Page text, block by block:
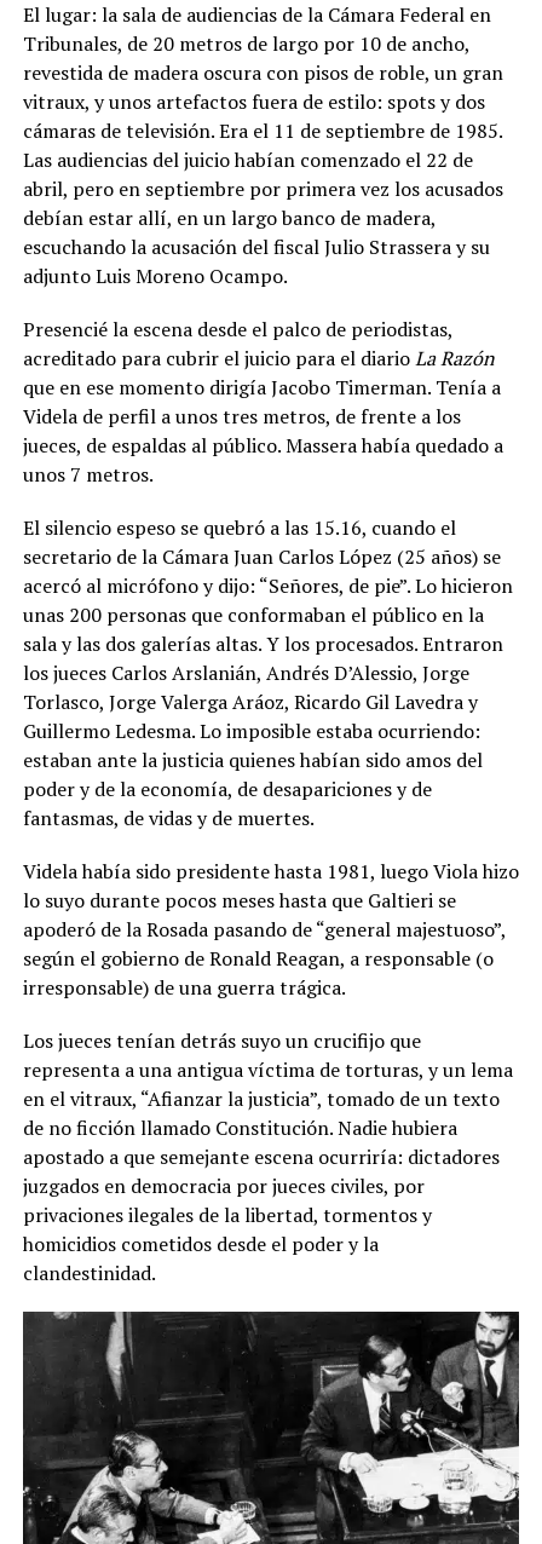
El lugar: la sala de audiencias de la Cámara Federal en
Tribunales, de 20 metros de largo por 10 de ancho,
revestida de madera oscura con pisos de roble, un gran
vitraux, y unos artefactos fuera de estilo: spots y dos
cámaras de televisión. Era el 11 de septiembre de 1985.
Las audiencias del juicio habían comenzado el 22 de
abril, pero en septiembre por primera vez los acusados
debían estar allí, en un largo banco de madera,
escuchando la acusación del fiscal Julio Strassera y su
adjunto Luis Moreno Ocampo.
Presencié la escena desde el palco de periodistas,
acreditado para cubrir el juicio para el diarioLa Razón
que en ese momento dirigía Jacobo Timerman. Tenía a
Videla de perfil a unos tres metros, de frente a los
jueces, de espaldas al público. Massera había quedado a
unos 7 metros.
El silencio espeso se quebró a las 15.16, cuando el
secretario de la Cámara Juan Carlos López (25 años) se
acercó al micrófono y dijo: “Señores, de pie”. Lo hicieron
unas 200 personas que conformaban el público en la
sala y las dos galerías altas. Y los procesados. Entraron
los jueces Carlos Arslanián, Andrés D’Alessio, Jorge
Torlasco, Jorge Valerga Aráoz, Ricardo Gil Lavedra y
Guillermo Ledesma. Lo imposible estaba ocurriendo:
estaban ante la justicia quienes habían sido amos del
poder y de la economía, de desapariciones y de
fantasmas, de vidas y de muertes.
Videla había sido presidente hasta 1981, luego Viola hizo
lo suyo durante pocos meses hasta que Galtieri se
apoderó de la Rosada pasando de “general majestuoso”,
según el gobierno de Ronald Reagan, a responsable (o
irresponsable) de una guerra trágica.
Los jueces tenían detrás suyo un crucifijo que
representa a una antigua víctima de torturas, y un lema
en el vitraux, “Afianzar la justicia”, tomado de un texto
de no ficción llamado Constitución. Nadie hubiera
apostado a que semejante escena ocurriría: dictadores
juzgados en democracia por jueces civiles, por
privaciones ilegales de la libertad, tormentos y
homicidios cometidos desde el poder y la
clandestinidad.